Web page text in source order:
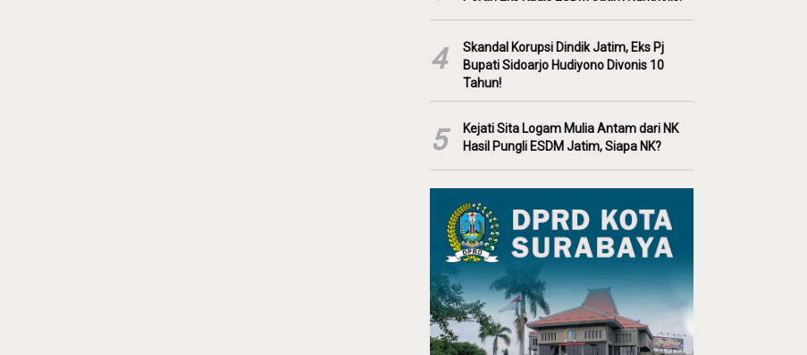
4
Skandal Korupsi Dindik Jatim, Eks Pj
Bupati Sidoarjo Hudiyono Divonis 10
Tahun!
5
Kejati Sita Logam Mulia Antam dari NK
Hasil Pungli ESDM Jatim, Siapa NK?